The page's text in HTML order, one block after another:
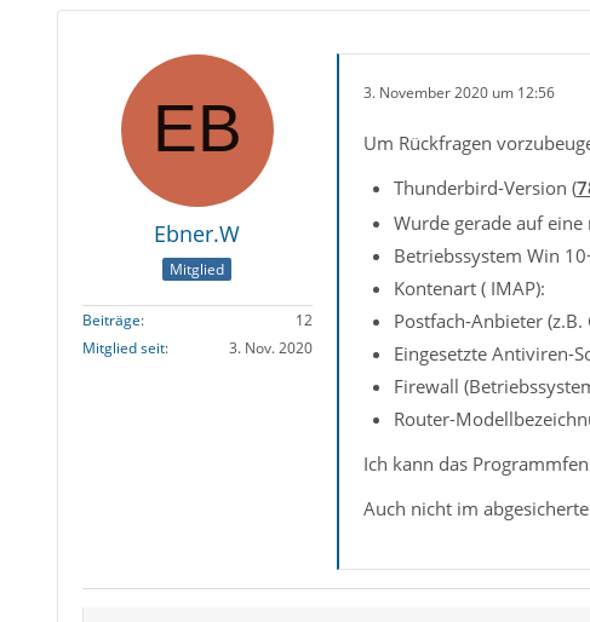
Ebner.W
Mitglied
Beiträge
12
Mitglied seit
3. Nov. 2020
3. November 2020 um 12:56
Um Rückfragen
Thunderbird-Version (
Wurde gerade auf
Betriebssystem Win
Kontenart ( IMAP):
Postfach-Anbieter (z.B.
Eingesetzte Antiviren-
Firewall
Router-
Ich kann das
Auch nicht im